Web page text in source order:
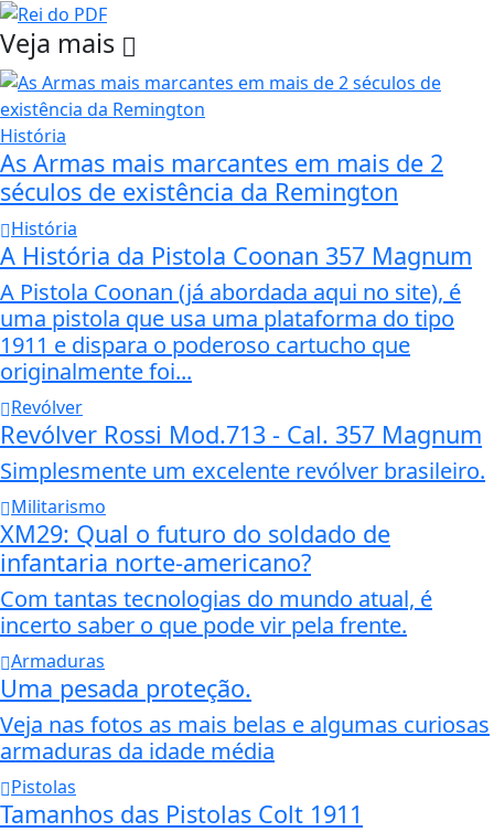
Veja mais
História
As Armas mais marcantes em mais de 2
séculos de existência da Remington
História
A História da Pistola Coonan 357 Magnum
A Pistola Coonan (já abordada aqui no site), é
uma pistola que usa uma plataforma do tipo
1911 e dispara o poderoso cartucho que
originalmente foi...
Revólver
Revólver Rossi Mod.713 - Cal. 357 Magnum
Simplesmente um excelente revólver brasileiro.
Militarismo
XM29: Qual o futuro do soldado de
infantaria norte-americano?
Com tantas tecnologias do mundo atual, é
incerto saber o que pode vir pela frente.
Armaduras
Uma pesada proteção.
Veja nas fotos as mais belas e algumas curiosas
armaduras da idade média
Pistolas
Tamanhos das Pistolas Colt 1911